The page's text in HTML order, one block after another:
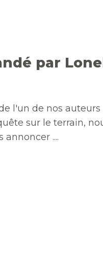
par
l'un de nos auteurs
sur le terrain,
annoncer ....